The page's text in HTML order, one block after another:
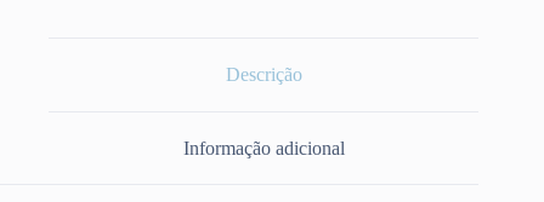
Descrição
Informação adicional